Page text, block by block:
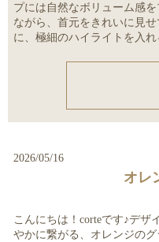
プには自然なボリューム感
ながら、首元をきれいに見
に、極細のハイライトを入
2026/05/16
オレ
こんにちは！corteです♪デザ
やかに繋がる、オレンジの